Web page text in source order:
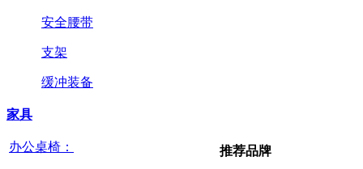
安全腰带
支架
缓冲装备
家具
办公桌椅： 推荐品牌